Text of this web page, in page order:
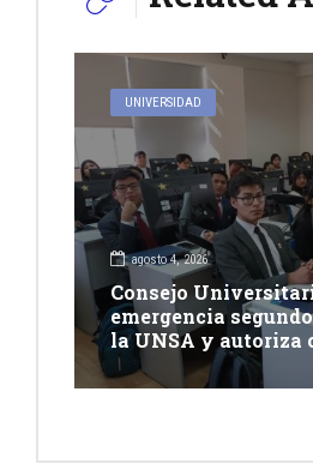
UNIVERSIDAD
agosto 4, 2026
Consejo
emergencia
la UNSA y autoriza
excepcional de